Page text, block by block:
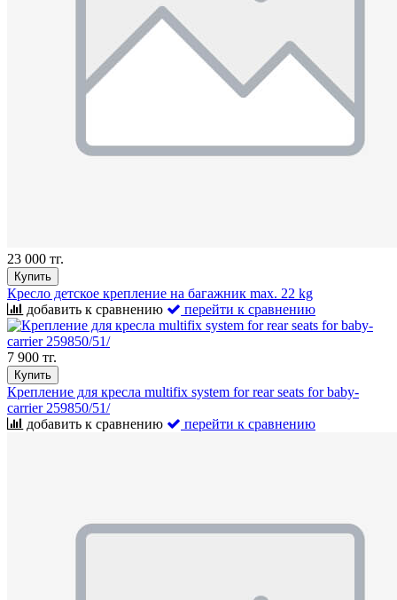
23 000 тг.
Купить
Кресло детское крепление на багажник max. 22 kg
добавить к сравнению
перейти к сравнению
7 900 тг.
Купить
Крепление для кресла multifix system for rear seats for baby-
carrier 259850/51/
добавить к сравнению
перейти к сравнению